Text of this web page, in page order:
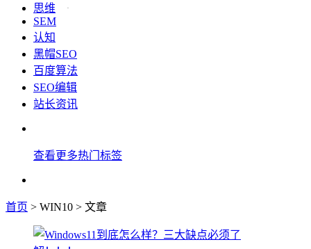
思维
SEM
认知
黑帽SEO
百度算法
SEO编辑
站长资讯
查看更多热门标签
首页 > WIN10 > 文章